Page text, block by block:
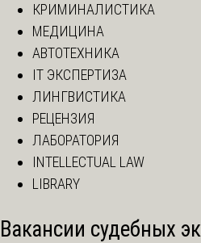
КРИМИНАЛИСТИКА
МЕДИЦИНА
АВТОТЕХНИКА
IT ЭКСПЕРТИЗА
ЛИНГВИСТИКА
РЕЦЕНЗИЯ
ЛАБОРАТОРИЯ
INTELLECTUAL LAW
LIBRARY
Вакансии судебных